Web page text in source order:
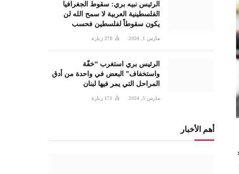
الرئيس نبيه بري: سقوط الجغرافيا
الفلسطينية العربية لا سمح الله لن
يكون سقوطاً لفلسطين فحسب
مارس 1, 2024 378 زيارة
الرئيس بري استغرب “خفّة
واستخفاف” البعض في واحدة من أدق
المراحل التي يمر فيها لبنان
مارس 5, 2024 171 زيارة
أهم الأخبار